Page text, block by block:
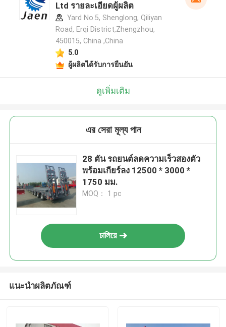
Ltd รายละเอียดผู้ผลิต
Yard No.5, Shenglong, Qiliyan
Road, Erqi District,Zhengzhou,
450015, China ,China
5.0
ผู้ผลิตได้รับการยืนยัน
ดูเพิ่มเติม
এর সেরা মূল্য পান
28 ตัน รถยนต์ลดความเร็วสองตัว
พร้อมเกียร์ลง 12500 * 3000 *
1750 มม.
MOQ： 1 pc
চালিয়ে
แนะนำผลิตภัณฑ์